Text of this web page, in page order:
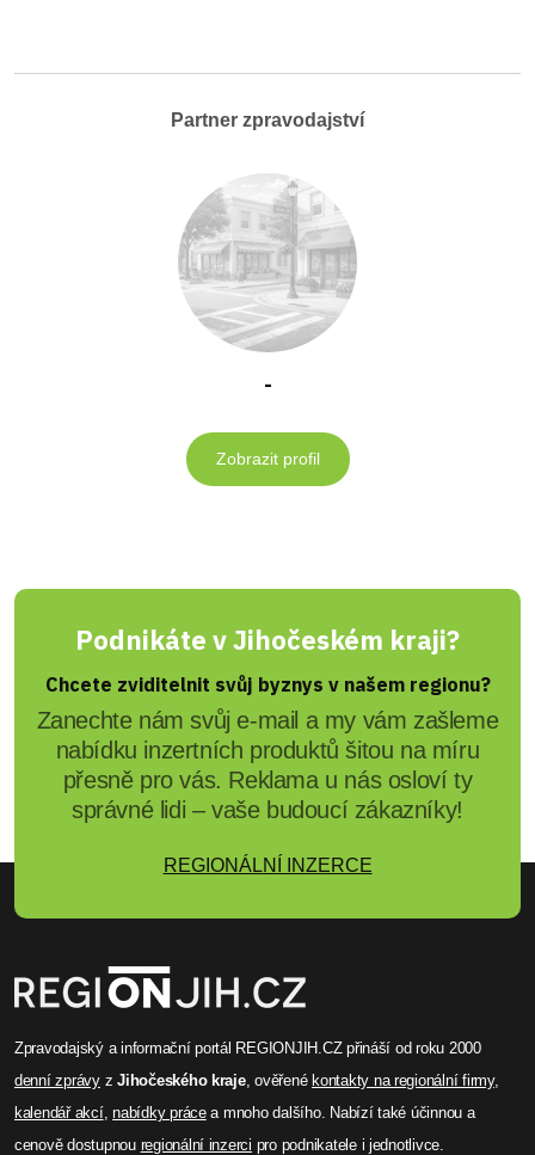
Partner zpravodajství
-
Zobrazit profil
Podnikáte v Jihočeském kraji?
Chcete zviditelnit svůj byznys v našem regionu?
Zanechte nám svůj e-mail a my vám zašleme
nabídku inzertních produktů šitou na míru
přesně pro vás. Reklama u nás osloví ty
správné lidi – vaše budoucí zákazníky!
REGIONÁLNÍ INZERCE
Zpravodajský a informační portál REGIONJIH.CZ přináší od roku 2000
denní zprávyzJihočeského kraje, ověřenékontakty na regionální firmy,
kalendář akcí,nabídky prácea mnoho dalšího. Nabízí také účinnou a
cenově dostupnou regionální inzerci pro podnikatele i jednotlivce.